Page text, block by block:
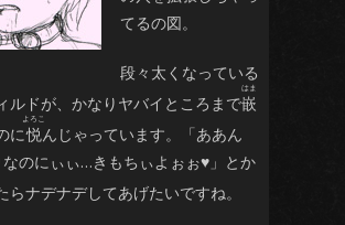
てるの図。
段々太くなっている
ルドが、かなりヤバイところまで嵌
に悦んじゃっています。「ああん
のにぃぃ…きもちぃよぉぉ♥」とか
らナデナデしてあげたいですね。